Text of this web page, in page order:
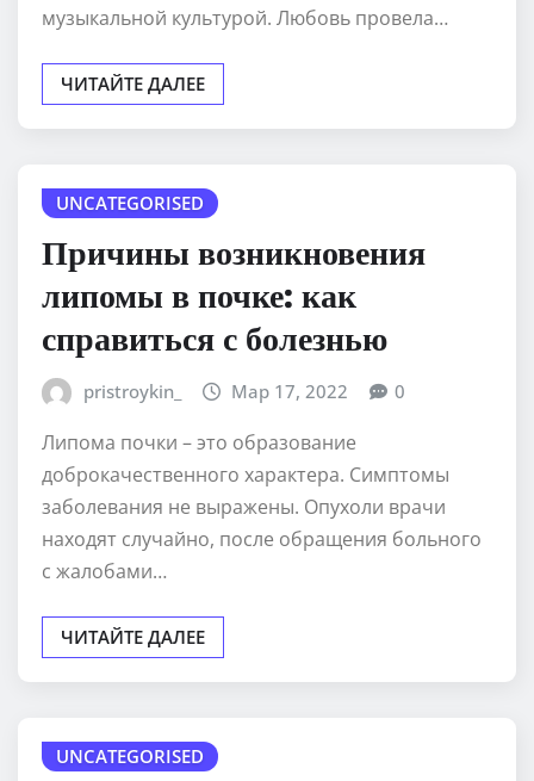
музыкальной культурой. Любовь провела…
ЧИТАЙТЕ ДАЛЕЕ
UNCATEGORISED
Причины возникновения
липомы в почке: как
справиться с болезнью
pristroykin_ Мар 17, 2022 0
Липома почки – это образование
доброкачественного характера. Симптомы
заболевания не выражены. Опухоли врачи
находят случайно, после обращения больного
с жалобами…
ЧИТАЙТЕ ДАЛЕЕ
UNCATEGORISED